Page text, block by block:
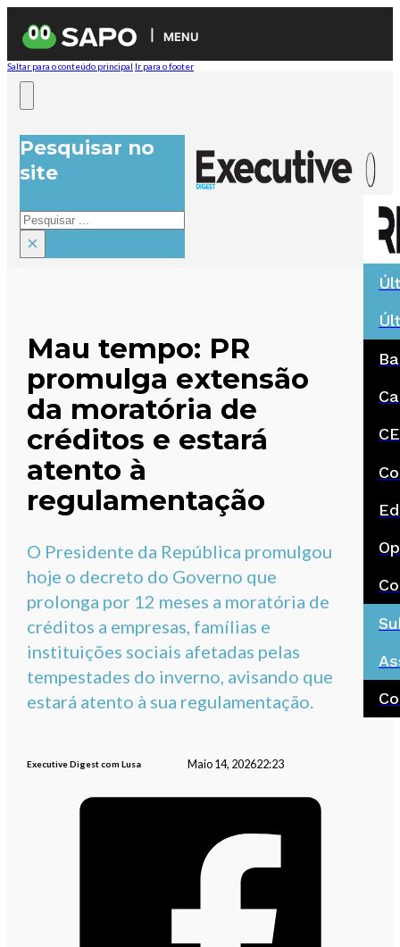
MENU
Saltar para o conteúdo principal Ir para o footer
Pesquisar no
site
Pesquisar
×
Mau tempo: PR
promulga extensão
da moratória de
créditos e estará
atento à
regulamentação
O Presidente da República promulgou
hoje o decreto do Governo que
prolonga por 12 meses a moratória de
créditos a empresas, famílias e
instituições sociais afetadas pelas
tempestades do inverno, avisando que
estará atento à sua regulamentação.
Executive Digest com Lusa Maio 14, 202622:23